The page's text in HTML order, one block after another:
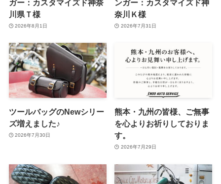
ガー：カスタマイズド神奈
川県Ｔ様
2026年8月1日
ンガー：カスタマイズド神
奈川Ｋ様
2026年7月31日
ツールバッグのNewシリー
ズ増えました♪
2026年7月30日
熊本・九州の皆様、ご無事
を心よりお祈りしておりま
す。
2026年7月29日